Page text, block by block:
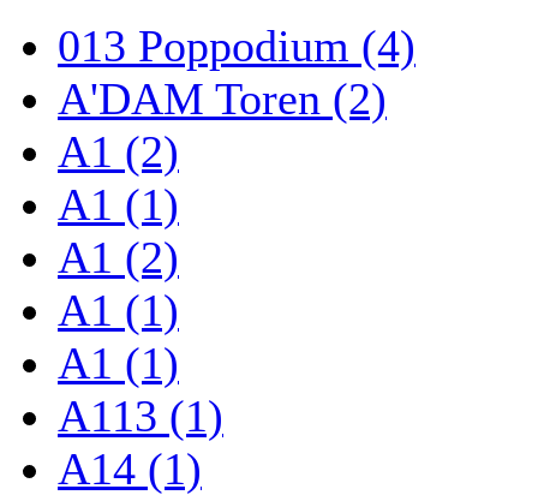
013 Poppodium (4)
A'DAM Toren (2)
A1 (2)
A1 (1)
A1 (2)
A1 (1)
A1 (1)
A113 (1)
A14 (1)